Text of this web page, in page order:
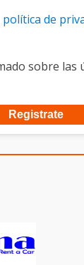
política de
sobre las
Registrate